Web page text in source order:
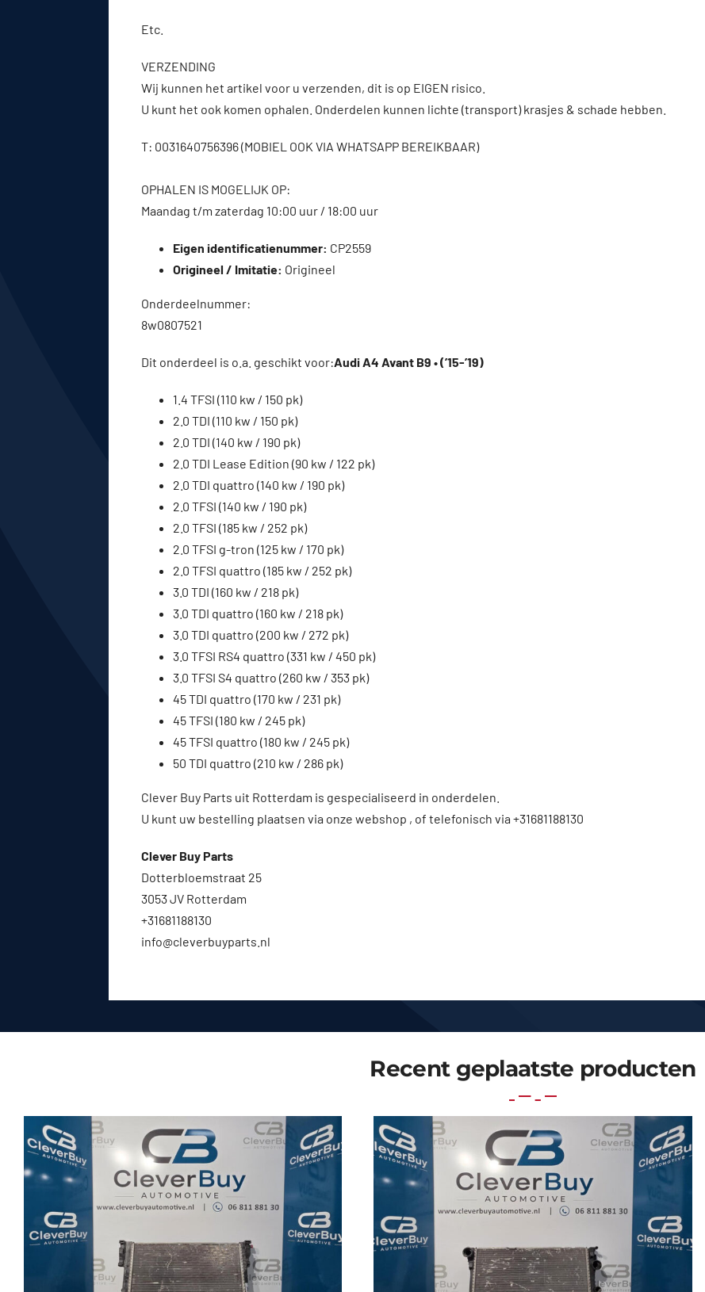
Etc.
VERZENDING
Wij kunnen het artikel voor u verzenden, dit is op EIGEN risico.
U kunt het ook komen ophalen. Onderdelen kunnen lichte (transport) krasjes & schade hebben.
T: 0031640756396 (MOBIEL OOK VIA WHATSAPP BEREIKBAAR)
OPHALEN IS MOGELIJK OP:
Maandag t/m zaterdag 10:00 uur / 18:00 uur
Eigen identificatienummer: CP2559
Origineel / Imitatie: Origineel
Onderdeelnummer:
8w0807521
Dit onderdeel is o.a. geschikt voor:Audi A4 Avant B9 • (’15-’19)
1.4 TFSI (110 kw / 150 pk)
2.0 TDI (110 kw / 150 pk)
2.0 TDI (140 kw / 190 pk)
2.0 TDI Lease Edition (90 kw / 122 pk)
2.0 TDI quattro (140 kw / 190 pk)
2.0 TFSI (140 kw / 190 pk)
2.0 TFSI (185 kw / 252 pk)
2.0 TFSI g-tron (125 kw / 170 pk)
2.0 TFSI quattro (185 kw / 252 pk)
3.0 TDI (160 kw / 218 pk)
3.0 TDI quattro (160 kw / 218 pk)
3.0 TDI quattro (200 kw / 272 pk)
3.0 TFSI RS4 quattro (331 kw / 450 pk)
3.0 TFSI S4 quattro (260 kw / 353 pk)
45 TDI quattro (170 kw / 231 pk)
45 TFSI (180 kw / 245 pk)
45 TFSI quattro (180 kw / 245 pk)
50 TDI quattro (210 kw / 286 pk)
Clever Buy Parts uit Rotterdam is gespecialiseerd in onderdelen.
U kunt uw bestelling plaatsen via onze webshop , of telefonisch via +31681188130
Clever Buy Parts
Dotterbloemstraat 25
3053 JV Rotterdam
+31681188130
info@cleverbuyparts.nl
Recent geplaatste producten